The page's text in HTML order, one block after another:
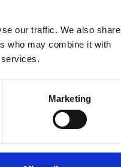
our traffic. We also share
who may combine it with
Marketing